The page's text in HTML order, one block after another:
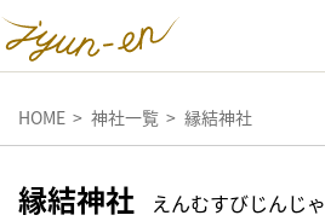
HOME 神社一覧 縁結神社
縁結神社
えんむすびじんじゃ